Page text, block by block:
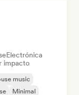
Electrónica
impacto
music
Minimal